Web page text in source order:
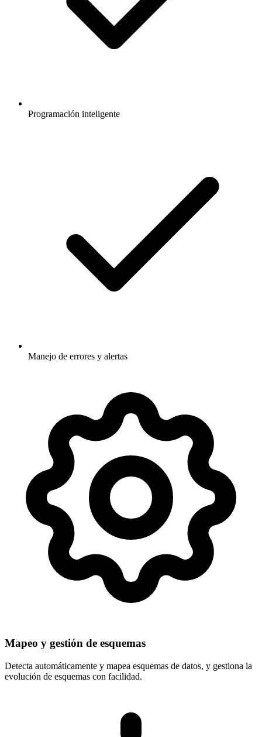
Programación inteligente
Manejo de errores y alertas
Mapeo y gestión de esquemas
Detecta automáticamente y mapea esquemas de datos, y gestiona la
evolución de esquemas con facilidad.